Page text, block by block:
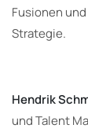
Fusionen
Strategie.
Hendrik
und Talent